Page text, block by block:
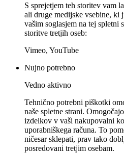
S sprejetjem teh storitev vam
ali druge medijske vsebine,
vašim soglasjem na tej spletni
storitve tretjih oseb:
Vimeo, YouTube
Nujno potrebno
Vedno aktivno
Tehnično potrebni piškotki
naše spletne strani.
izdelkov v vaši nakupovalni
uporabniškega računa. To
ničesar sklepati, prav tako
posredovani tretjim osebam.